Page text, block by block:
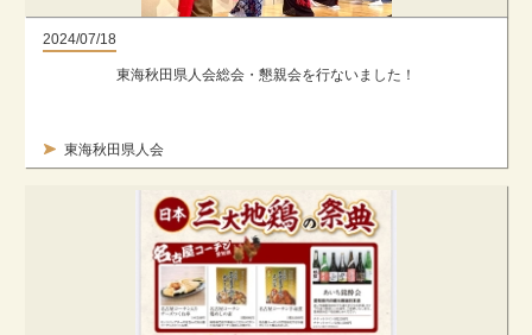
2024/07/18
東海秋田県人会
東海秋田県人会総会・懇親会を行ないました！